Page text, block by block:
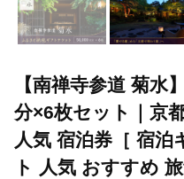
【南禅寺参道 菊水
分×6枚セット｜京
人気 宿泊券［ 宿泊
ト 人気 おすすめ